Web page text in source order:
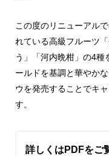
この度のリニューアル
れている高級フルーツ
う」「河内晩柑」の4
ールドを基調と華やか
ウを発売することでキ
す。
詳しくはPDFをご